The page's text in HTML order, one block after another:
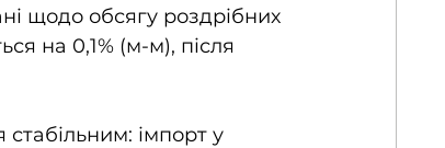
щодо обсягу роздрібних
на 0,1% (м-м), після
імпорт у